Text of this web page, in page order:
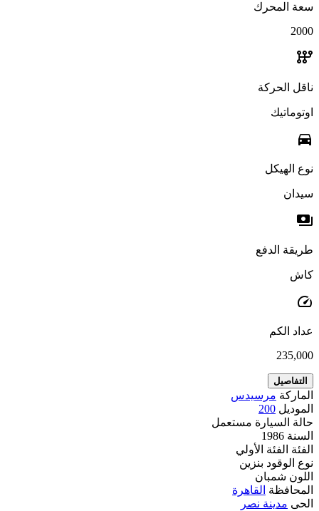
سعة المحرك
2000
auto_transmission
ناقل الحركة
اوتوماتيك
directions_car
نوع الهيكل
سيدان
payments
طريقة الدفع
كاش
speed
عداد الكم
235,000
التفاصيل
الماركة مرسيدس
الموديل 200
حالة السيارة مستعمل
السنة 1986
الفئة الفئة الأولي
نوع الوقود بنزين
اللون شمبان
المحافظة القاهرة
الحى مدينة نصر